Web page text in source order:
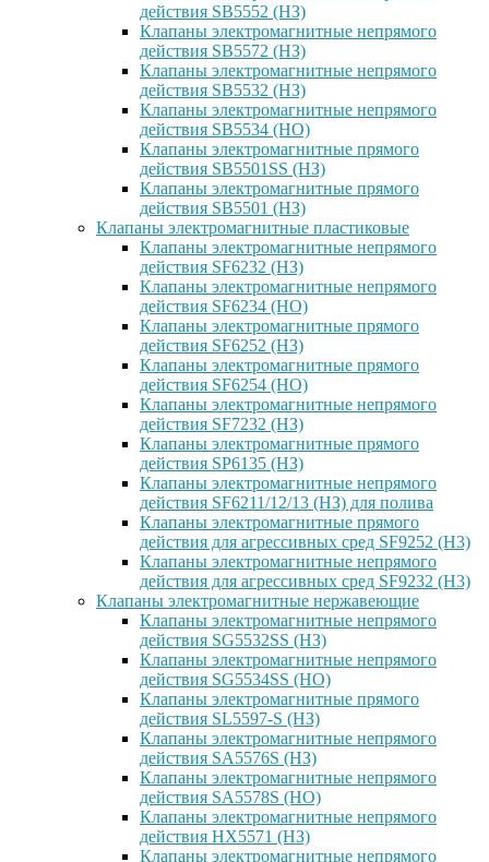
действия SB5552 (НЗ)
Клапаны электромагнитные непрямого
действия SB5572 (НЗ)
Клапаны электромагнитные непрямого
действия SB5532 (НЗ)
Клапаны электромагнитные непрямого
действия SB5534 (НО)
Клапаны электромагнитные прямого
действия SB5501SS (НЗ)
Клапаны электромагнитные прямого
действия SB5501 (НЗ)
Клапаны электромагнитные пластиковые
Клапаны электромагнитные непрямого
действия SF6232 (НЗ)
Клапаны электромагнитные непрямого
действия SF6234 (НО)
Клапаны электромагнитные прямого
действия SF6252 (НЗ)
Клапаны электромагнитные прямого
действия SF6254 (НО)
Клапаны электромагнитные непрямого
действия SF7232 (НЗ)
Клапаны электромагнитные прямого
действия SP6135 (НЗ)
Клапаны электромагнитные непрямого
действия SF6211/12/13 (НЗ) для полива
Клапаны электромагнитные прямого
действия для агрессивных сред SF9252 (H3)
Клапаны электромагнитные непрямого
действия для агрессивных сред SF9232 (H3)
Клапаны электромагнитные нержавеющие
Клапаны электромагнитные непрямого
действия SG5532SS (НЗ)
Клапаны электромагнитные непрямого
действия SG5534SS (НО)
Клапаны электромагнитные прямого
действия SL5597-S (НЗ)
Клапаны электромагнитные непрямого
действия SA5576S (НЗ)
Клапаны электромагнитные непрямого
действия SA5578S (НО)
Клапаны электромагнитные непрямого
действия HX5571 (НЗ)
Клапаны электромагнитные непрямого